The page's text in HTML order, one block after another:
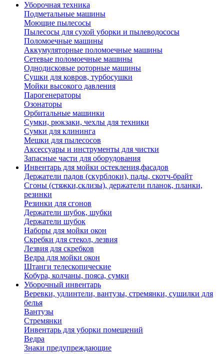
Уборочная техника
Подметальные машины
Моющие пылесосы
Пылесосы для сухой уборки и пылеводососы
Поломоечные машины
Аккумуляторные поломоечные машины
Сетевые поломоечные машины
Однодисковые роторные машины
Сушки для ковров, турбосушки
Мойки высокого давления
Парогенераторы
Озонаторы
Орбитальные машинки
Сумки, рюкзаки, чехлы для техники
Сумки для клининга
Мешки для пылесосов
Аксессуары и инструменты для чистки
Запасные части для оборудования
Инвентарь для мойки остекления,фасадов
Держатели падов (скурблоки), пады, скотч-брайт
Сгоны (стяжки,склизы), держатели планок, планки,
резинки
Резинки для сгонов
Держатели шубок, шубки
Держатели шубок
Наборы для мойки окон
Скребки для стекол, лезвия
Лезвия для скребков
Ведра для мойки окон
Штанги телескопические
Кобура, колчаны, пояса, сумки
Уборочный инвентарь
Веревки, удлинтели, вантузы, стремянки, сушилки для
белья
Вантузы
Стремянки
Инвентарь для уборки помещений
Ведра
Знаки предупреждающие